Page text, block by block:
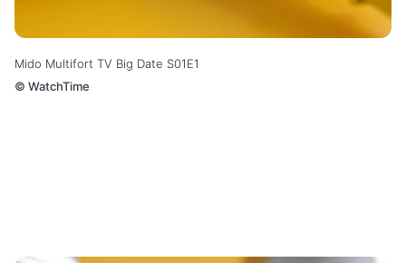
Mido Multifort TV Big Date S01E1
© WatchTime